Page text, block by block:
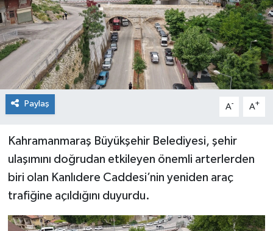
Paylaş A- A+
Kahramanmaraş Büyükşehir Belediyesi, şehir
ulaşımını doğrudan etkileyen önemli arterlerden
biri olan Kanlıdere Caddesi’nin yeniden araç
trafiğine açıldığını duyurdu.